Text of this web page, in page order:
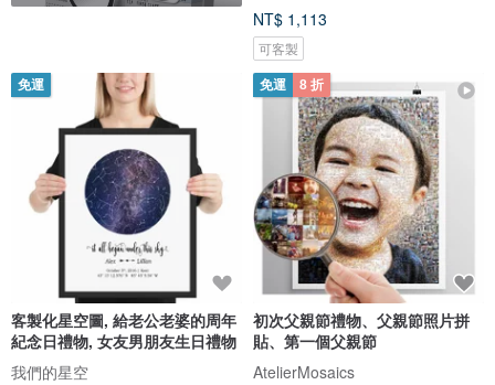
NT$ 1,113
可客製
免運
客製化星空圖, 給老公老婆的周年
紀念日禮物, 女友男朋友生日禮物
我們的星空
免運 8 折
初次父親節禮物、父親節照片拼
貼、第一個父親節
AtelierMosaics